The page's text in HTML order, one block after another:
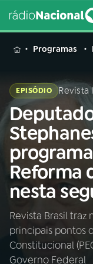
MENU
Buscar
na
Rádio
Nacional
01INÍCIO
A RÁDIO
Programas
EPISÓDIO Revista
Reforma
nesta
Revista Brasil
principais pontos
Constitucional
Governo Federal